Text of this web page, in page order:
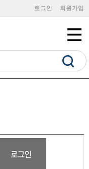
로그인 회원가입